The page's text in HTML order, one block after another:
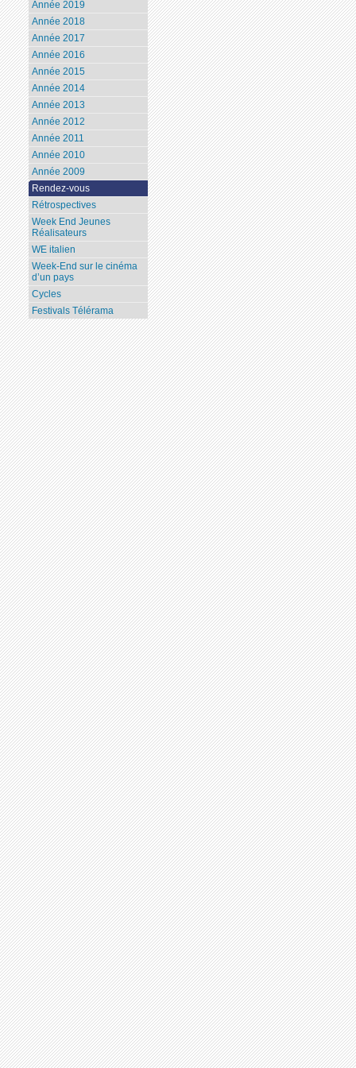
Année 2019
Année 2018
Année 2017
Année 2016
Année 2015
Année 2014
Année 2013
Année 2012
Année 2011
Année 2010
Année 2009
Rendez-vous
Rétrospectives
Week End Jeunes
Réalisateurs
WE italien
Week-End sur le cinéma
d’un pays
Cycles
Festivals Télérama